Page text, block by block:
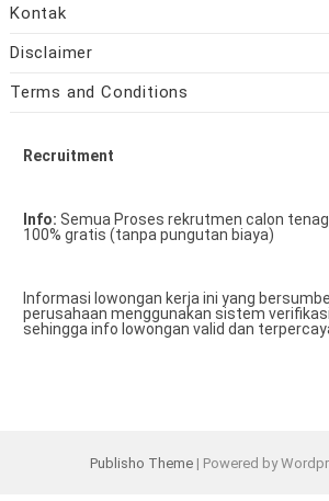
Kontak
Disclaimer
Terms and Conditions
Recruitment
Info: Semua Proses rekrutmen calon
100% gratis (tanpa pungutan biaya)
Informasi lowongan kerja ini yang
perusahaan menggunakan sistem
sehingga info lowongan valid dan
Publisho Theme | Powered by